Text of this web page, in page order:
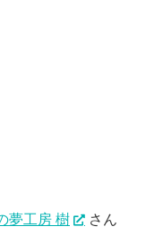
夢工房 樹 さん